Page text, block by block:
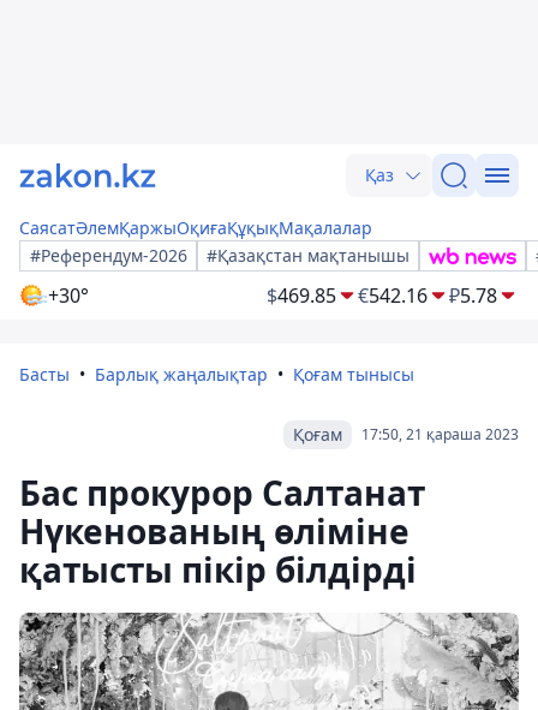
Қаз
СаясатӘлемҚаржыОқиғаҚұқықМақалалар
#Референдум-2026
#Қазақстан мақтанышы
+30° $469.85 €542.16 ₽5.78
Басты Барлық жаңалықтар Қоғам тынысы
17:50, 21 қараша 2023
Қоғам
Бас прокурор Салтанат
Нүкенованың өліміне
қатысты пікір білдірді